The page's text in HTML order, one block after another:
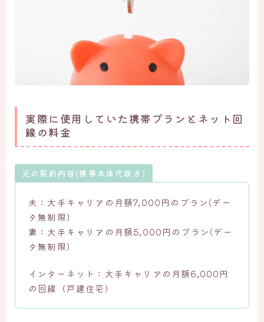
実際に使用していた携帯プランとネット回
線の料金
元の契約内容(携帯本体代抜き)
夫：大手キャリアの月額7,000円のプラン(デー
タ無制限)
妻：大手キャリアの月額5,000円のプラン(デー
タ無制限)
インターネット：大手キャリアの月額6,000円
の回線（戸建住宅）